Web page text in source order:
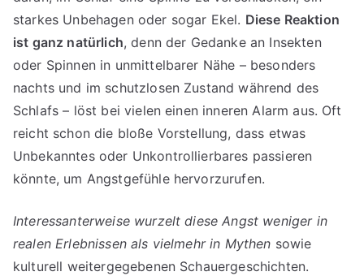
starkes Unbehagen oder sogar Ekel. Diese Reaktion
ist ganz natürlich, denn der Gedanke an Insekten
oder Spinnen in unmittelbarer Nähe – besonders
nachts und im schutzlosen Zustand während des
Schlafs – löst bei vielen einen inneren Alarm aus. Oft
reicht schon die bloße Vorstellung, dass etwas
Unbekanntes oder Unkontrollierbares passieren
könnte, um Angstgefühle hervorzurufen.
Interessanterweise wurzelt diese Angst weniger in
realen Erlebnissen als vielmehr in Mythen sowie
kulturell weitergegebenen Schauergeschichten.